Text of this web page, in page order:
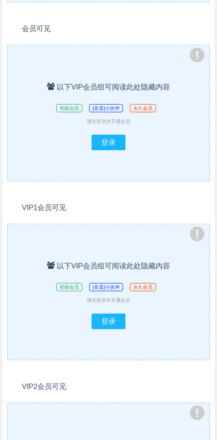
会员可见
以下VIP会员组可阅读此处隐藏内容
初级会员 [非卖]小伙伴 永久会员
请先登录并开通会员
登录
VIP1会员可见
以下VIP会员组可阅读此处隐藏内容
初级会员 [非卖]小伙伴 永久会员
请先登录并开通会员
登录
VIP2会员可见